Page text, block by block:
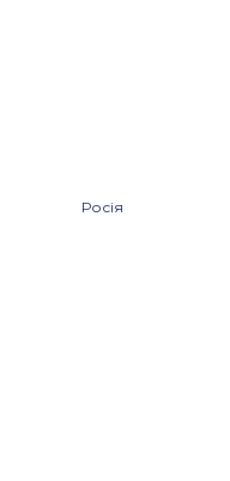
Росія